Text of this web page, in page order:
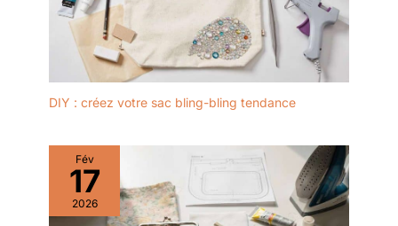
DIY : créez votre sac bling-bling tendance
Fév
17
2026